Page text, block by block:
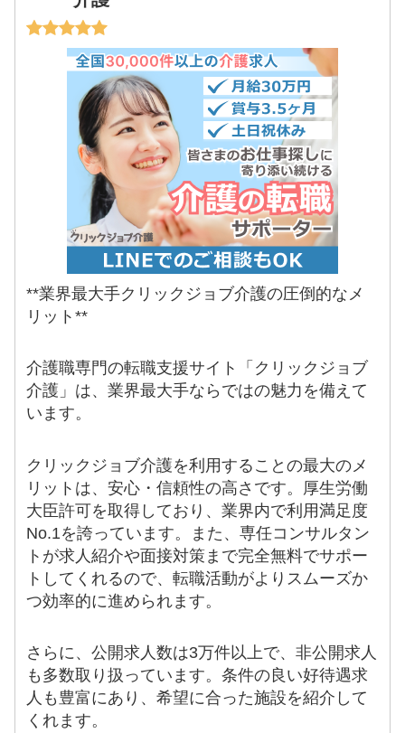
**業界最大手クリックジョブ介護の圧倒的なメ
リット**
介護職専門の転職支援サイト「クリックジョブ
介護」は、業界最大手ならではの魅力を備えて
います。
クリックジョブ介護を利用することの最大のメ
リットは、安心・信頼性の高さです。厚生労働
大臣許可を取得しており、業界内で利用満足度
No.1を誇っています。また、専任コンサルタン
トが求人紹介や面接対策まで完全無料でサポー
トしてくれるので、転職活動がよりスムーズか
つ効率的に進められます。
さらに、公開求人数は3万件以上で、非公開求人
も多数取り扱っています。条件の良い好待遇求
人も豊富にあり、希望に合った施設を紹介して
くれます。